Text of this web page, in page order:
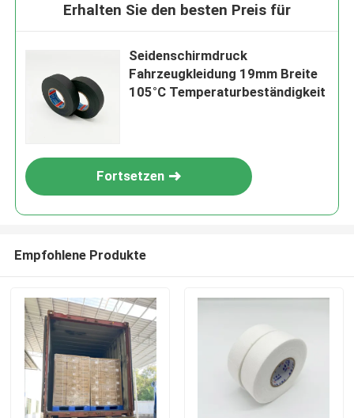
Erhalten Sie den besten Preis für
Seidenschirmdruck
Fahrzeugkleidung 19mm Breite
105°C Temperaturbeständigkeit
Fortsetzen
Empfohlene Produkte